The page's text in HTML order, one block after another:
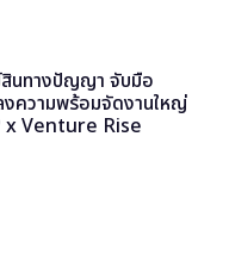
นทางปัญญา จับมือ
งความพร้อมจัดงานใหญ่
x Venture Rise